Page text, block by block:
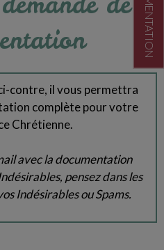
contre, il vous permettra
complète pour votre
Chrétienne.
avec la documentation
pensez dans les
Indésirables ou Spams.